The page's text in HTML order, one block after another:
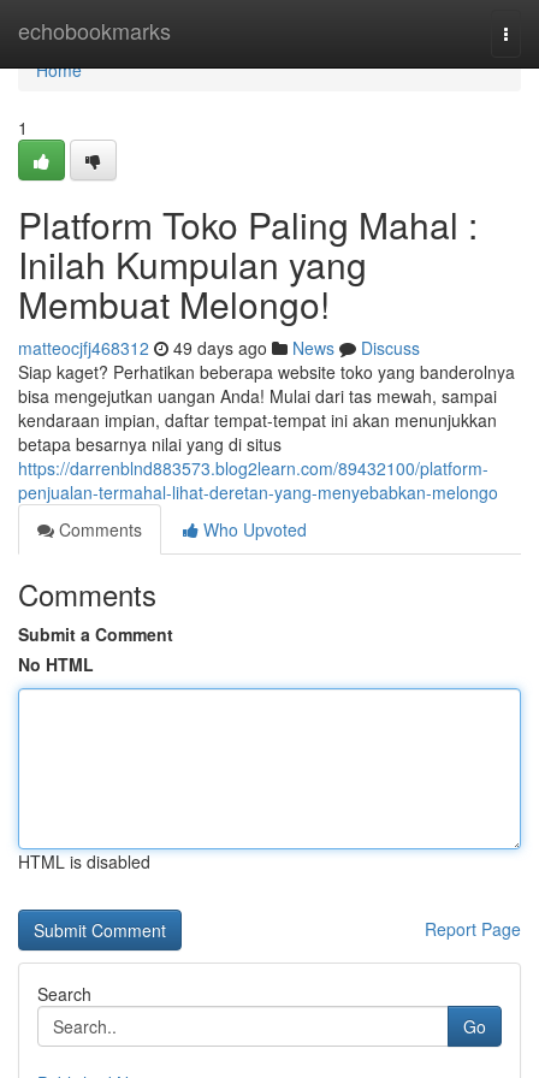
echobookmarks
Home
Home
1
Platform Toko Paling Mahal :
Inilah Kumpulan yang
Membuat Melongo!
matteocjfj468312 49 days ago News
Discuss
Siap kaget? Perhatikan beberapa website toko yang banderolnya
bisa mengejutkan uangan Anda! Mulai dari tas mewah, sampai
kendaraan impian, daftar tempat-tempat ini akan menunjukkan
betapa besarnya nilai yang di situs
https://darrenblnd883573.blog2learn.com/89432100/platform-
penjualan-termahal-lihat-deretan-yang-menyebabkan-melongo
Comments
Who Upvoted
Comments
Submit a Comment
No HTML
HTML is disabled
Report Page
Search
Go